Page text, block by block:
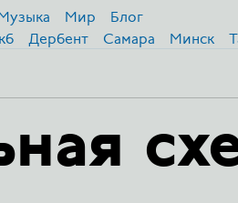
Мир Блог
Дербент Самара Минск